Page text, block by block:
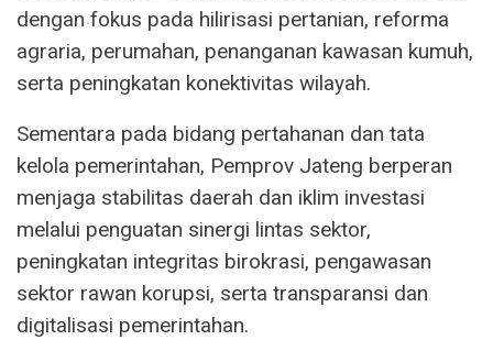
dengan fokus pada hilirisasi pertanian, reforma
agraria, perumahan, penanganan kawasan kumuh,
serta peningkatan konektivitas wilayah.
Sementara pada bidang pertahanan dan tata
kelola pemerintahan, Pemprov Jateng berperan
menjaga stabilitas daerah dan iklim investasi
melalui penguatan sinergi lintas sektor,
peningkatan integritas birokrasi, pengawasan
sektor rawan korupsi, serta transparansi dan
digitalisasi pemerintahan.